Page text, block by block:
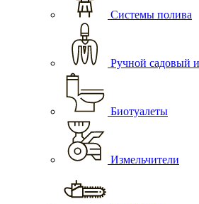
Системы полива
Ручной садовый
Биотуалеты
Измельчители